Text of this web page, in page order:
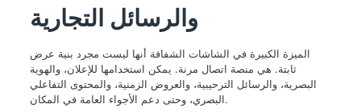
والرسائل التجارية
الميزة الكبيرة في الشاشات الشفافة أنها ليست مجرد بنية عرض
ثابتة. هي منصة اتصال مرنة. يمكن استخدامها للإعلان، والهوية
البصرية، والرسائل الترحيبية، والعروض الزمنية، والمحتوى التفاعلي
البصري، وحتى دعم الأجواء العامة في المكان.